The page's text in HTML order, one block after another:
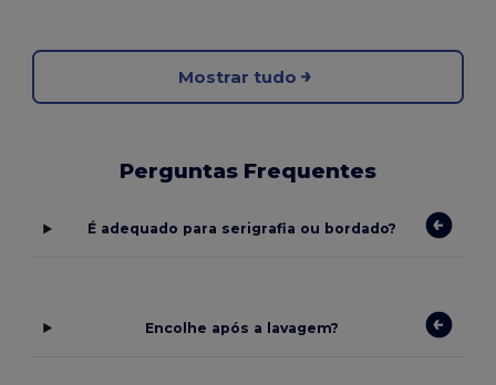
Mostrar tudo
Perguntas Frequentes
É adequado para serigrafia ou bordado?
Encolhe após a lavagem?